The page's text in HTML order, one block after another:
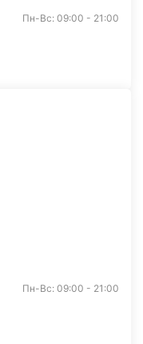
Пн-Вс: 09:00 - 21:00
Пн-Вс: 09:00 - 21:00